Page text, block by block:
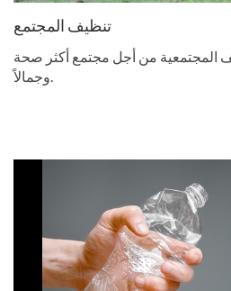
تنظيف المجتمع
المجتمعية من أجل مجتمع أكثر صحة
وجمالاً.